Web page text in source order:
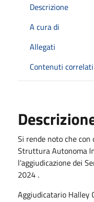
Descrizione
A cura di
Allegati
Contenuti correlati
Si rende noto che
Struttura Autonoma
l’aggiudicazione dei
2024 .
Aggiudicatario Halley